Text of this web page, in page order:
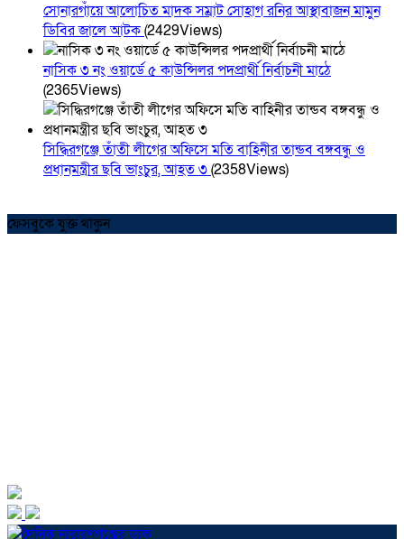
সোনারগাঁয়ে আলোচিত মাদক সম্রাট সোহাগ রনির আস্থাবাজন মামুন
ডিবির জালে আটক(2429Views)
নাসিক ৩ নং ওয়ার্ডে ৫ কাউন্সিলর পদপ্রার্থী নির্বাচনী মাঠে
(2365Views)
সিদ্ধিরগঞ্জে তাঁতী লীগের অফিসে মতি বাহিনীর তান্ডব বঙ্গবন্ধু ও
প্রধানমন্ত্রীর ছবি ভাংচুর, আহত ৩(2358Views)
ফেসবুকে যুক্ত থাকুন